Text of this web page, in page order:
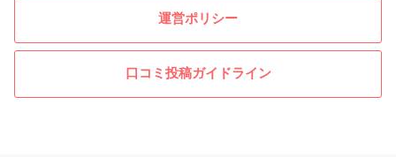
運営ポリシー
口コミ投稿ガイドライン